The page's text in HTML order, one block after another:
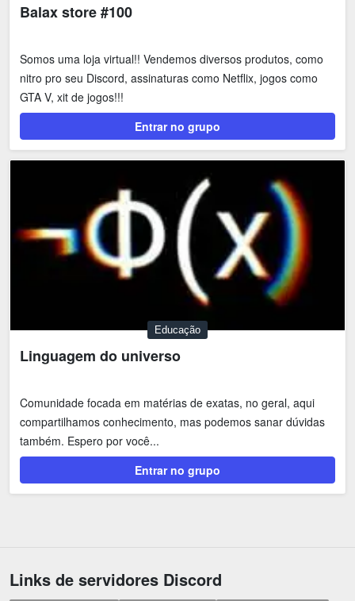
Balax store #100
Somos uma loja virtual!! Vendemos diversos produtos, como
nitro pro seu Discord, assinaturas como Netflix, jogos como
GTA V, xit de jogos!!!
Entrar no grupo
Educação
Linguagem do universo
Comunidade focada em matérias de exatas, no geral, aqui
compartilhamos conhecimento, mas podemos sanar dúvidas
também. Espero por você...
Entrar no grupo
Links de servidores Discord